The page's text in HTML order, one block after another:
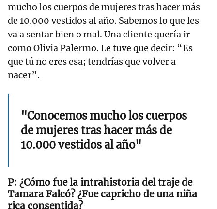
mucho los cuerpos de mujeres tras hacer más
de 10.000 vestidos al año. Sabemos lo que les
va a sentar bien o mal. Una cliente quería ir
como Olivia Palermo. Le tuve que decir: “Es
que tú no eres esa; tendrías que volver a
nacer”.
"Conocemos mucho los cuerpos
de mujeres tras hacer más de
10.000 vestidos al año"
¿Cómo fue la intrahistoria del traje de
Tamara Falcó? ¿Fue capricho de una niña
rica consentida?